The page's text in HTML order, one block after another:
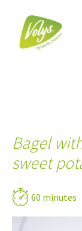
Bagel
sweet
60 minutes